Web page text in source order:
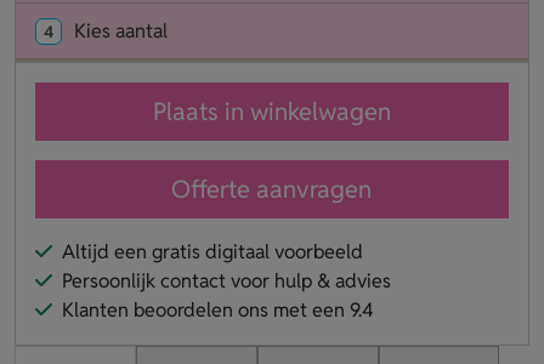
4 Kies aantal
Plaats in winkelwagen
Offerte aanvragen
Altijd een gratis digitaal voorbeeld
Persoonlijk contact voor hulp & advies
Klanten beoordelen ons met een 9.4